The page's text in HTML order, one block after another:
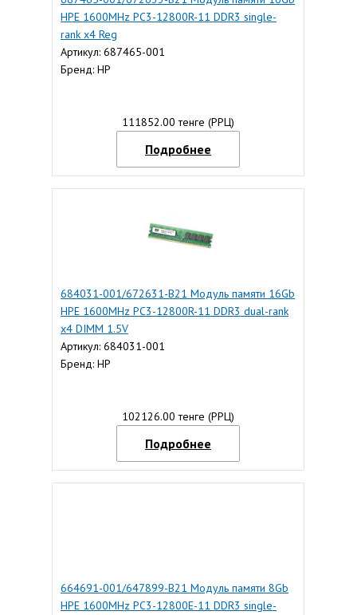
HPE 1600MHz PC3-12800R-11 DDR3 single-
rank x4 Reg
Артикул: 687465-001
Бренд: HP
111852.00 тенге (РРЦ)
Подробнее
684031-001/672631-B21 Модуль памяти 16Gb
HPE 1600MHz PC3-12800R-11 DDR3 dual-rank
x4 DIMM 1.5V
Артикул: 684031-001
Бренд: HP
102126.00 тенге (РРЦ)
Подробнее
664691-001/647899-B21 Модуль памяти 8Gb
HPE 1600MHz PC3-12800E-11 DDR3 single-